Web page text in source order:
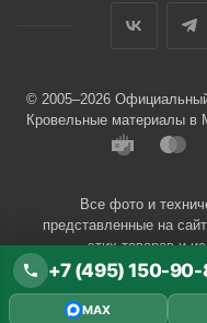
© 2005–2026
Кровельные материалы в
Все фото и
представленные на
этих товаров и
+7 (495) 150-90-
MAX